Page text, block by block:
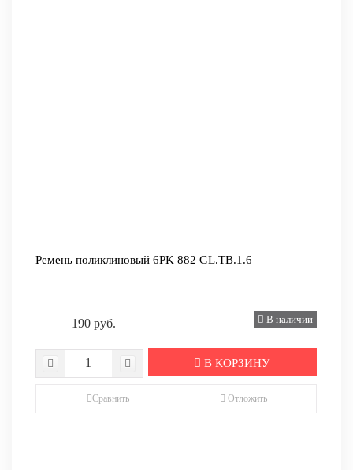
Ремень поликлиновый 6PK 882 GL.TB.1.6
190 руб. В наличии
В КОРЗИНУ
Сравнить Отложить